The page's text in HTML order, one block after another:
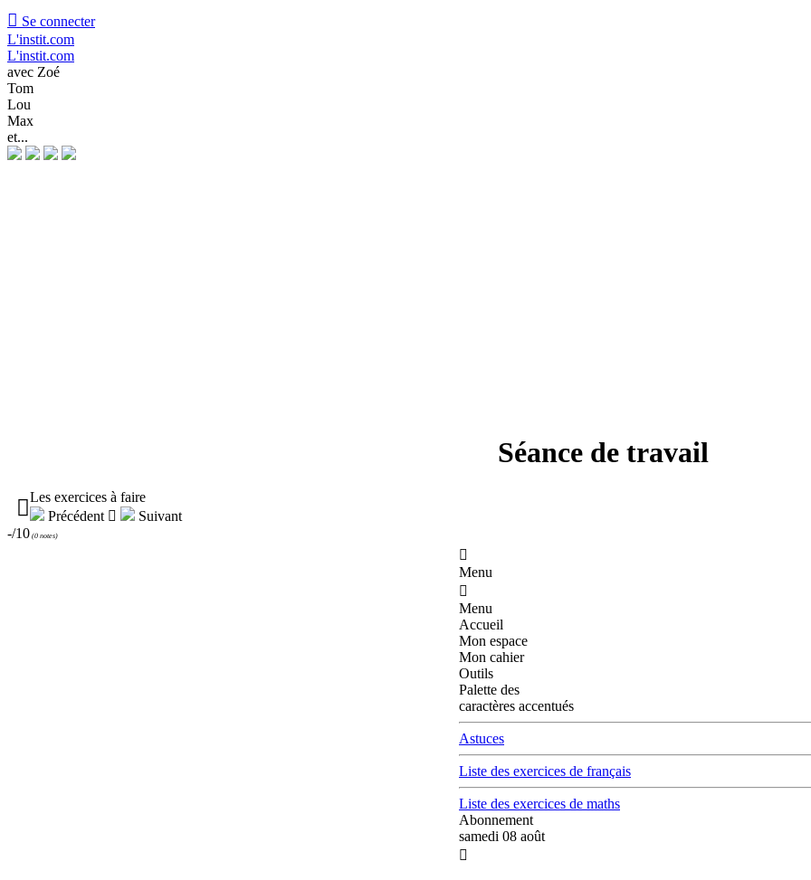
 Se connecter
L'instit.com
L'instit.com
avec Zoé
Tom
Lou
Max
et...
Séance de travail
Les exercices à faire
Précédent 
Suivant
-/10 (0 notes)

Menu

Menu
Accueil
Mon espace
Mon cahier
Outils
Palette des
caractères accentués
Astuces
Liste des exercices de français
Liste des exercices de maths
Abonnement
samedi 08 août
